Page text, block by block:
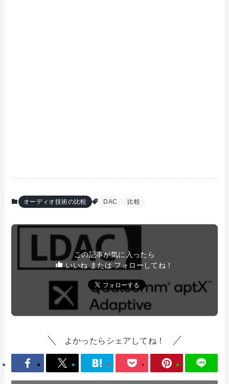
オーディオ技術の比較 DAC 比較
この記事が気に入ったら
いいね または フォローしてね！
よかったらシェアしてね！